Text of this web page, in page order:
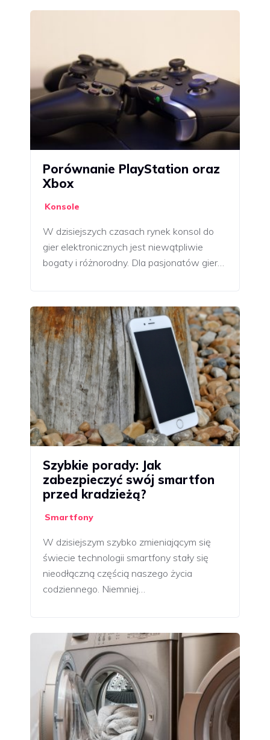
Porównanie PlayStation oraz
Xbox
Konsole
W dzisiejszych czasach rynek konsol do
gier elektronicznych jest niewątpliwie
bogaty i różnorodny. Dla pasjonatów gier…
Szybkie porady: Jak
zabezpieczyć swój smartfon
przed kradzieżą?
Smartfony
W dzisiejszym szybko zmieniającym się
świecie technologii smartfony stały się
nieodłączną częścią naszego życia
codziennego. Niemniej…